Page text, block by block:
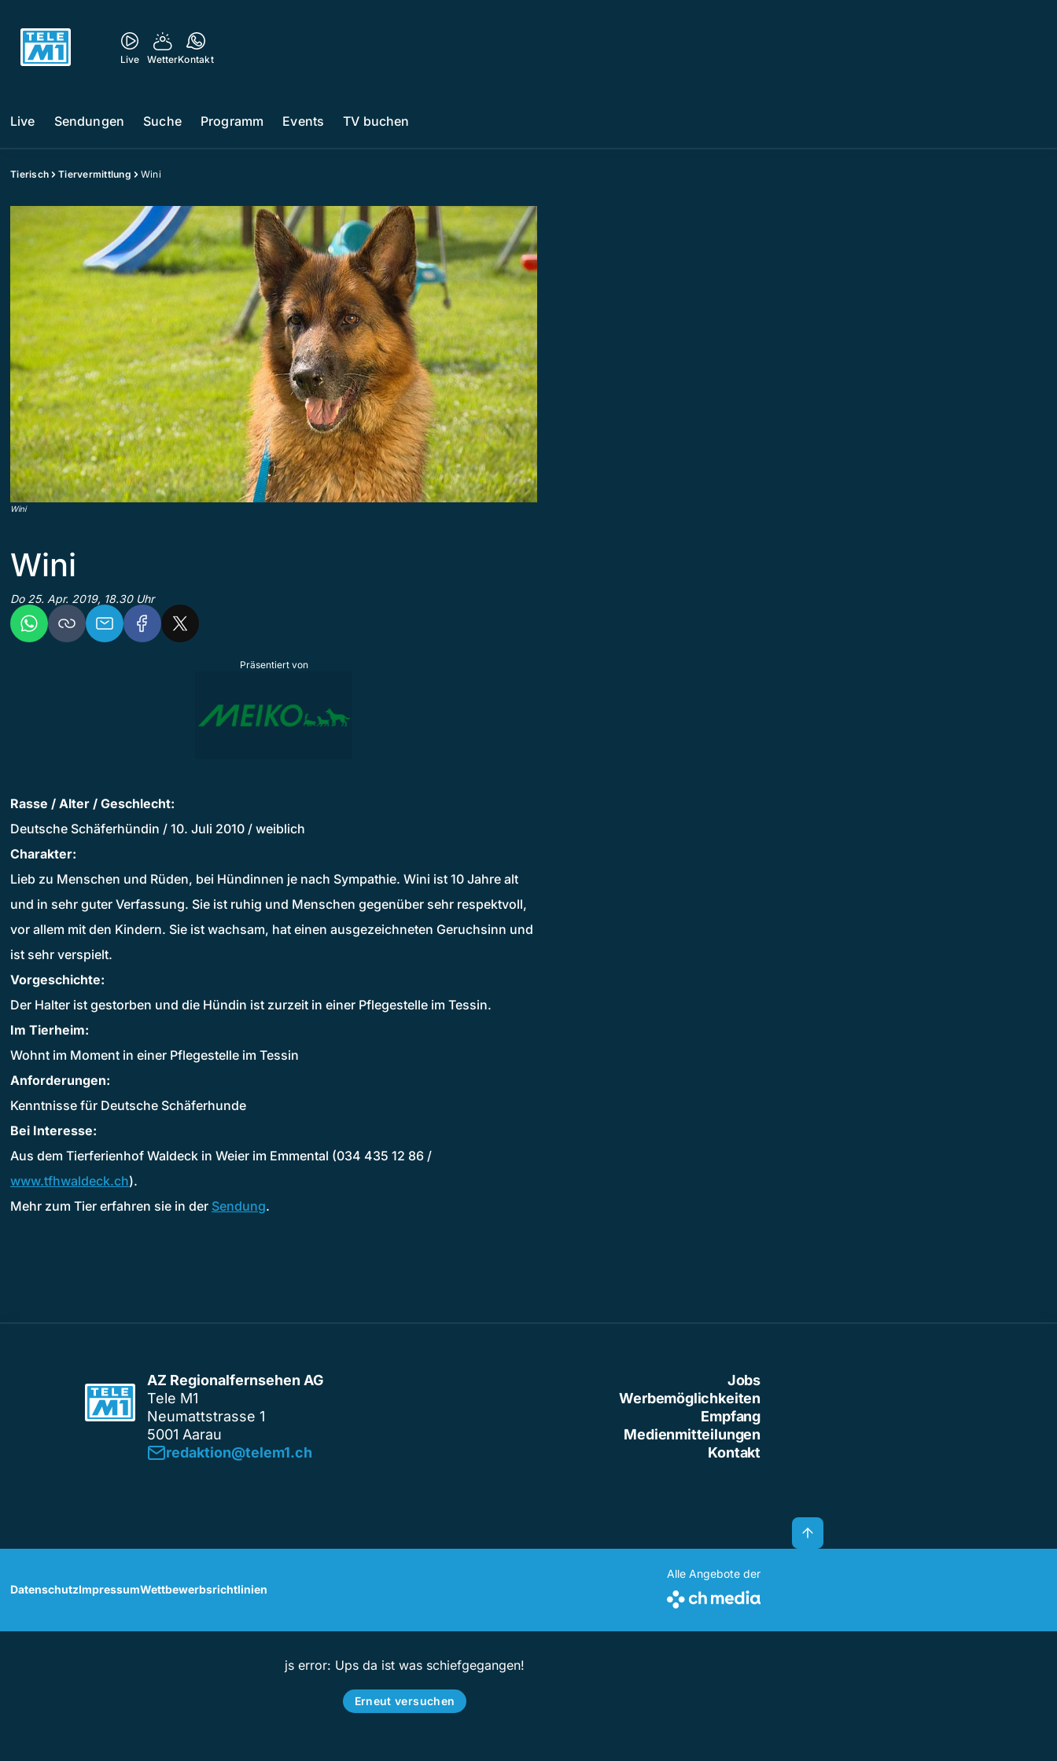
Live WetterKontakt
Live Sendungen Suche Programm Events TV buchen
Tierisch Tiervermittlung Wini
Wini
Wini
Do 25. Apr. 2019, 18.30 Uhr
Präsentiert von
Rasse / Alter / Geschlecht:
Deutsche Schäferhündin / 10. Juli 2010 / weiblich
Charakter:
Lieb zu Menschen und Rüden, bei Hündinnen je nach Sympathie. Wini ist 10 Jahre alt
und in sehr guter Verfassung. Sie ist ruhig und Menschen gegenüber sehr respektvoll,
vor allem mit den Kindern. Sie ist wachsam, hat einen ausgezeichneten Geruchsinn und
ist sehr verspielt.
Vorgeschichte:
Der Halter ist gestorben und die Hündin ist zurzeit in einer Pflegestelle im Tessin.
Im Tierheim:
Wohnt im Moment in einer Pflegestelle im Tessin
Anforderungen:
Kenntnisse für Deutsche Schäferhunde
Bei Interesse:
Aus dem Tierferienhof Waldeck in Weier im Emmental (034 435 12 86 /
www.tfhwaldeck.ch).
Mehr zum Tier erfahren sie in der Sendung.
AZ Regionalfernsehen AG
Tele M1
Neumattstrasse 1
5001 Aarau
redaktion@telem1.ch
Jobs
Werbemöglichkeiten
Empfang
Medienmitteilungen
Kontakt
DatenschutzImpressumWettbewerbsrichtlinien
Alle Angebote der
js error: Ups da ist was schiefgegangen!
Erneut versuchen